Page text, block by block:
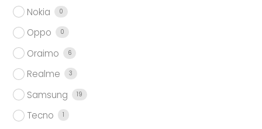
Nokia 0
Oppo 0
Oraimo 6
Realme 3
Samsung 19
Tecno 1